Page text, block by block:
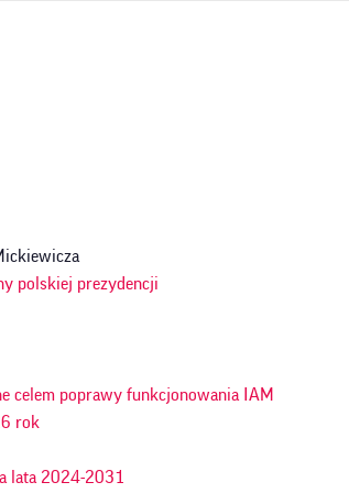
polskiej prezydencji
celem poprawy funkcjonowania IAM
rok
lata 2024-2031